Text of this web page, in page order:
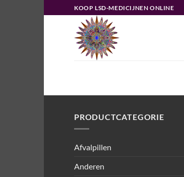
naar
KOOP LSD-MEDICIJNEN ONLINE
PRODUCTCATEGORIE
Afvalpillen
Anderen